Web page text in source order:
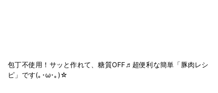
包丁不使用！サッと作れて、糖質OFF♬超便利な簡単「豚肉レシ
ピ」です(｡･ω･｡)☆